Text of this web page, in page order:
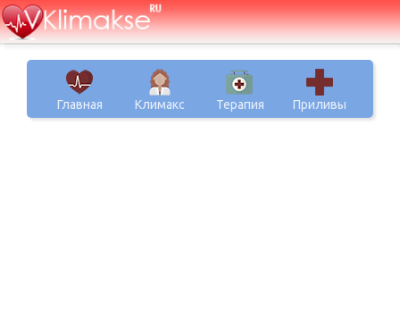
Главная Климакс Терапия Приливы